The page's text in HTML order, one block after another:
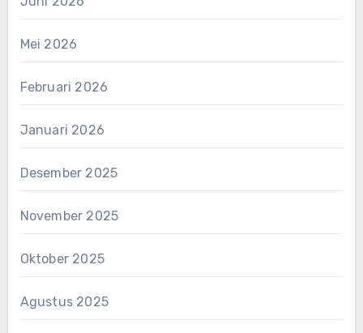
Mei 2026
Februari 2026
Januari 2026
Desember 2025
November 2025
Oktober 2025
Agustus 2025